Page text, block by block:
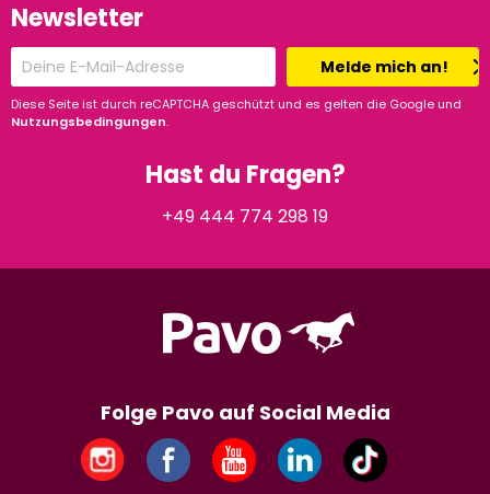
Newsletter
Melde mich an!
Diese Seite ist durch reCAPTCHA geschützt und es gelten die Google und
Nutzungsbedingungen.
Hast du Fragen?
+49 444 774 298 19
Folge Pavo auf Social Media